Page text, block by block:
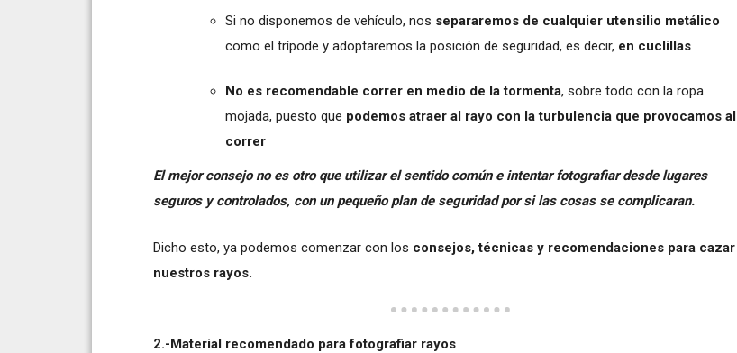
Si no disponemos de vehículo, nos separaremos de cualquier utensilio metálico
como el trípode y adoptaremos la posición de seguridad, es decir, en cuclillas
No es recomendable correr en medio de la tormenta, sobre todo con la ropa
mojada, puesto que podemos atraer al rayo con la turbulencia que provocamos al
correr
El mejor consejo no es otro que utilizar el sentido común e intentar fotografiar desde lugares
seguros y controlados, con un pequeño plan de seguridad por si las cosas se complicaran.
Dicho esto, ya podemos comenzar con los consejos, técnicas y recomendaciones para cazar
nuestros rayos.
2.-Material recomendado para fotografiar rayos